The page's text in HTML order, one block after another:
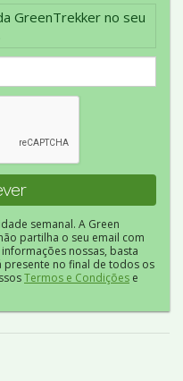
GreenTrekker no seu
semanal. A Green
partilha o seu email com
nossas, basta
presente no final de todos os
Termos e Condições e